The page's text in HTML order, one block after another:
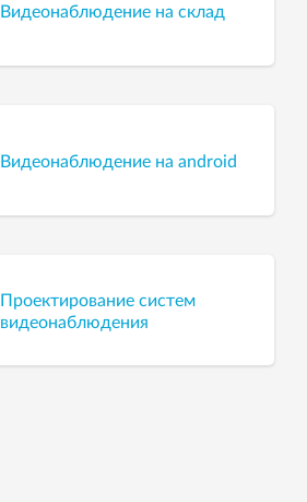
Видеонаблюдение на склад
Видеонаблюдение на android
Проектирование систем
видеонаблюдения